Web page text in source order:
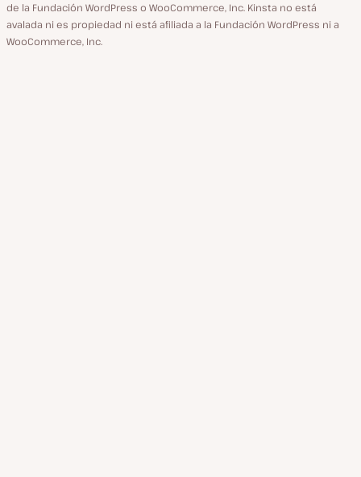
de la Fundación WordPress o WooCommerce, Inc. Kinsta no está
avalada ni es propiedad ni está afiliada a la Fundación WordPress ni a
WooCommerce, Inc.